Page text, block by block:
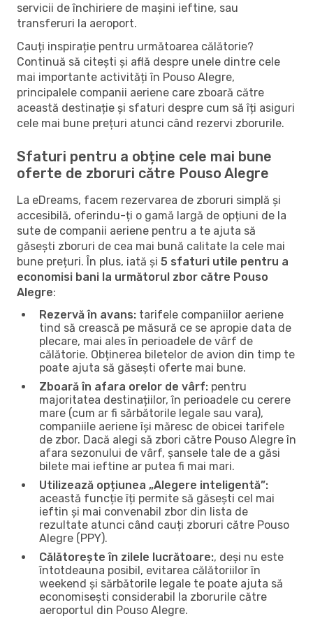
servicii de închiriere de mașini ieftine, sau
transferuri la aeroport.
Cauți inspirație pentru următoarea călătorie?
Continuă să citești și află despre unele dintre cele
mai importante activități în Pouso Alegre,
principalele companii aeriene care zboară către
această destinație și sfaturi despre cum să îți asiguri
cele mai bune prețuri atunci când rezervi zborurile.
Sfaturi pentru a obține cele mai bune
oferte de zboruri către Pouso Alegre
La eDreams, facem rezervarea de zboruri simplă și
accesibilă, oferindu-ți o gamă largă de opțiuni de la
sute de companii aeriene pentru a te ajuta să
găsești zboruri de cea mai bună calitate la cele mai
bune prețuri. În plus, iată și 5 sfaturi utile pentru a
economisi bani la următorul zbor către Pouso
Alegre:
Rezervă în avans: tarifele companiilor aeriene
tind să crească pe măsură ce se apropie data de
plecare, mai ales în perioadele de vârf de
călătorie. Obținerea biletelor de avion din timp te
poate ajuta să găsești oferte mai bune.
Zboară în afara orelor de vârf: pentru
majoritatea destinațiilor, în perioadele cu cerere
mare (cum ar fi sărbătorile legale sau vara),
companiile aeriene își măresc de obicei tarifele
de zbor. Dacă alegi să zbori către Pouso Alegre în
afara sezonului de vârf, șansele tale de a găsi
bilete mai ieftine ar putea fi mai mari.
Utilizează opțiunea „Alegere inteligentă”:
această funcție îți permite să găsești cel mai
ieftin și mai convenabil zbor din lista de
rezultate atunci când cauți zboruri către Pouso
Alegre (PPY).
Călătorește în zilele lucrătoare:, deși nu este
întotdeauna posibil, evitarea călătoriilor în
weekend și sărbătorile legale te poate ajuta să
economisești considerabil la zborurile către
aeroportul din Pouso Alegre.